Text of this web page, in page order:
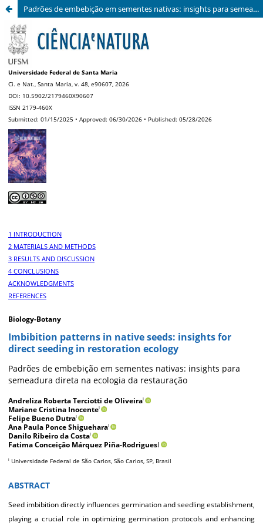
Padrões de embebição em sementes nativas: insights para semeadura direta na ecologia da restauração